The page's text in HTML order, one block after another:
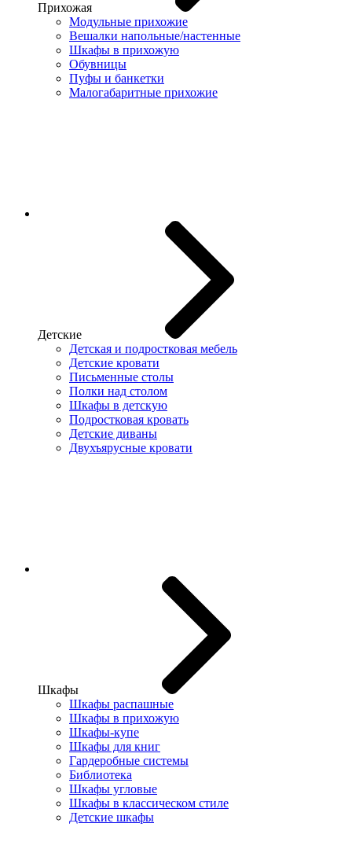
Прихожая
Модульные прихожие
Вешалки напольные/настенные
Шкафы в прихожую
Обувницы
Пуфы и банкетки
Малогабаритные прихожие
Детские
Детская и подростковая мебель
Детские кровати
Письменные столы
Полки над столом
Шкафы в детскую
Подростковая кровать
Детские диваны
Двухъярусные кровати
Шкафы
Шкафы распашные
Шкафы в прихожую
Шкафы-купе
Шкафы для книг
Гардеробные системы
Библиотека
Шкафы угловые
Шкафы в классическом стиле
Детские шкафы